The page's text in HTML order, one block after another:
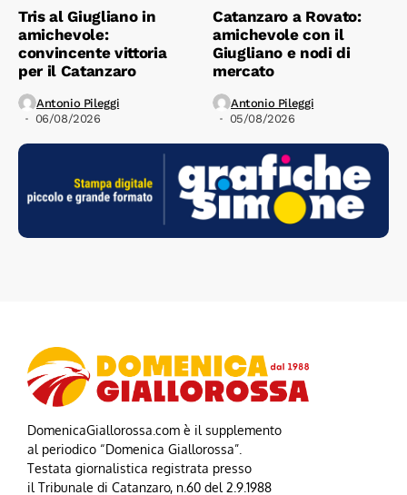
Tris al Giugliano in
amichevole:
convincente vittoria
per il Catanzaro
Antonio Pileggi
06/08/2026
Catanzaro a Rovato:
amichevole con il
Giugliano e nodi di
mercato
Antonio Pileggi
05/08/2026
DomenicaGiallorossa.com è il supplemento
al periodico “Domenica Giallorossa”.
Testata giornalistica registrata presso
il Tribunale di Catanzaro, n.60 del 2.9.1988